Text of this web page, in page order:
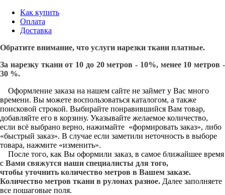
Как купить
Оплата
Доставка
Обратите внимание, что услуги нарезки ткани платные.
За нарезку ткани от 10 до 20 метров - 10%, менее 10 метров -
30 %.
Оформление заказа на нашем сайте не займет у Вас много
времени. Вы можете воспользоваться каталогом, а также
поисковой строкой. Выбирайте понравившийся Вам товар,
добавляйте его в корзину. Указывайте желаемое количество,
если всё выбрано верно, нажимайте «формировать заказ», либо
«быстрый заказ». В случае если заметили неточность в выборе
товара, нажмите «изменить».
После того, как Вы оформили заказ, в самое ближайшее время
с Вами свяжутся наши специалисты для того,
чтобы уточнить количество метров в Вашем заказе.
Количество метров ткани в рулонах разное. Далее заполняете
все пошаговые поля.